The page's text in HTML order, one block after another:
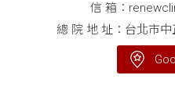
信 箱：
總 院 地 址：台北市